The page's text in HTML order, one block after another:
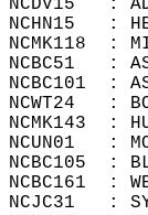
NCDV15   :
NCHN15   :
NCMK118
NCBC51
NCBC101
NCWT24
NCMK143
NCUN01
NCBC105  :
NCBC161  :
NCJC31   :